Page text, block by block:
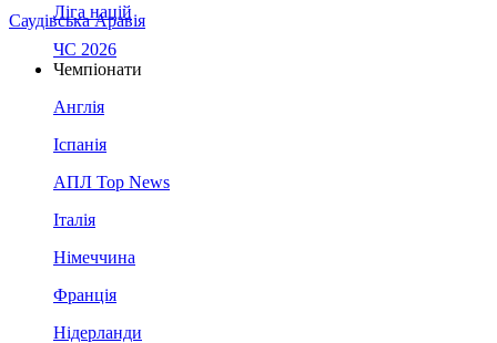
Саудівська Аравія
Ліга націй
ЧС 2026
Чемпіонати
Англія
Іспанія
АПЛ Top News
Італія
Німеччина
Франція
Нідерланди